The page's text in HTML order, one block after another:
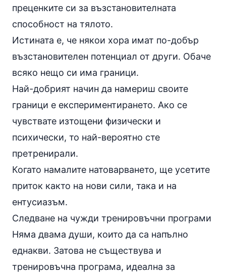
преценките си за възстановителната
способност на тялото.
Истината е, че някои хора имат по-добър
възстановителен потенциал от други. Обаче
всяко нещо си има граници.
Най-добрият начин да намериш своите
граници е експериментирането. Ако се
чувствате изтощени физически и
психически, то най-вероятно сте
претренирали.
Когато намалите натоварването, ще усетите
приток както на нови сили, така и на
ентусиазъм.
Следване на чужди тренировъчни програми
Няма двама души, които да са напълно
еднакви. Затова не съществува и
тренировъчна програма, идеална за